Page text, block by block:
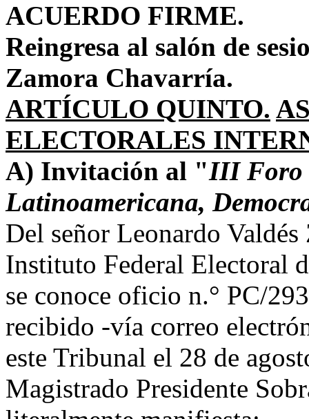
ACUERDO FIRME.
Reingresa al salón de
Zamora Chavarría.
ARTÍCULO QUINTO.
ELECTORALES
A) Invitación al "III Foro
Latinoamericana,
Del señor Leonardo
Instituto Federal Electoral
se conoce oficio n.° PC/
recibido -vía correo
este Tribunal el 28 de
Magistrado Presidente